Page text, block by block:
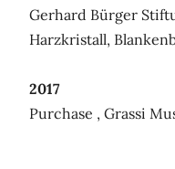
Gerhard Bürger
Harzkristall,
2017
Purchase , Grassi